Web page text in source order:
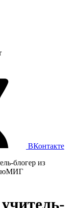
ВКонтакте
блогер из